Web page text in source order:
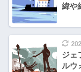
緯や
ジェ
ルウ